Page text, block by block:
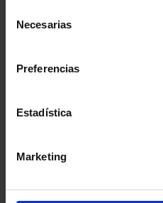
Necesarias
Preferencias
Estadística
Marketing